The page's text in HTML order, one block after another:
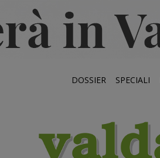
DOSSIER SPECIALI